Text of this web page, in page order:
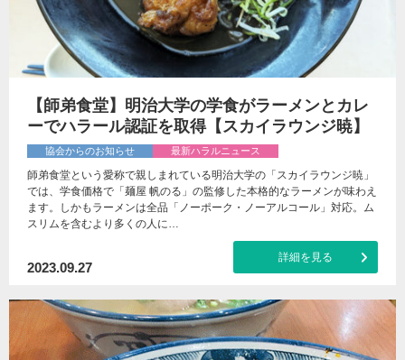
【師弟食堂】明治大学の学食がラーメンとカレ
ーでハラール認証を取得【スカイラウンジ暁】
協会からのお知らせ 最新ハラルニュース
師弟食堂という愛称で親しまれている明治大学の「スカイラウンジ暁」
では、学食価格で「麺屋 帆のる」の監修した本格的なラーメンが味わえ
ます。しかもラーメンは全品「ノーポーク・ノーアルコール」対応。ム
スリムを含むより多くの人に…
2023.09.27
詳細を見る